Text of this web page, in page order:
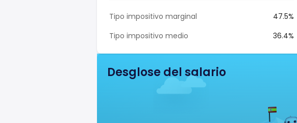
Tipo impositivo marginal
47.5%
Tipo impositivo medio
36.4%
Desglose del salario